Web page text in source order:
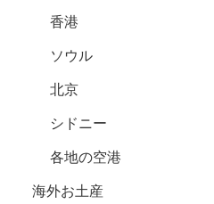
香港
ソウル
北京
シドニー
各地の空港
海外お土産